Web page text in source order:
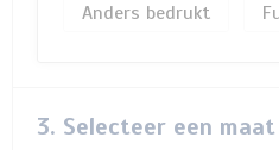
Anders bedrukt
3. Selecteer een maat